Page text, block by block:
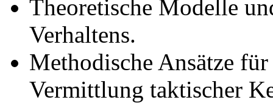
Theoretische Modelle
Verhaltens.
Methodische Ansätze
Vermittlung taktischer